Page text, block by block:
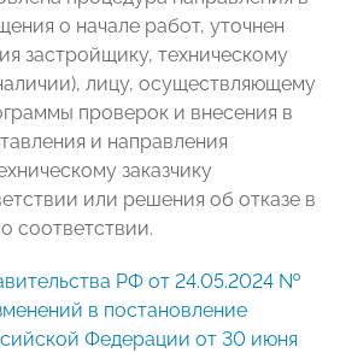
о начале работ, уточнен
застройщику, техническому
лицу, осуществляющему
проверок и внесения в
и направления
заказчику
или решения об отказе в
соответствии.
РФ от 24.05.2024 №
в постановление
Федерации от 30 июня